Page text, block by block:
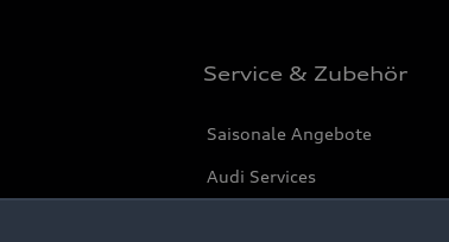
Service & Zubehör
Saisonale Angebote
Audi Services